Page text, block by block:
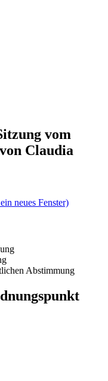
vom
Claudia
neues Fenster)
Abstimmung